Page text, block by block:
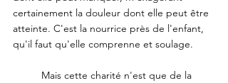
certainement la douleur dont elle peut être
atteinte. C'est la nourrice près de l'enfant,
qu'il faut qu'elle comprenne et soulage.